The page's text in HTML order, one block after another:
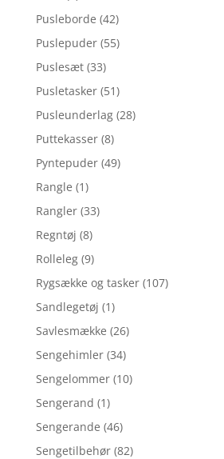
Pusleborde (42)
Puslepuder (55)
Puslesæt (33)
Pusletasker (51)
Pusleunderlag (28)
Puttekasser (8)
Pyntepuder (49)
Rangle (1)
Rangler (33)
Regntøj (8)
Rolleleg (9)
Rygsække og tasker (107)
Sandlegetøj (1)
Savlesmække (26)
Sengehimler (34)
Sengelommer (10)
Sengerand (1)
Sengerande (46)
Sengetilbehør (82)